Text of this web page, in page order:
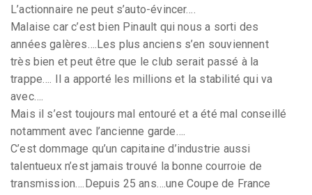
L’actionnaire ne peut s’auto-évincer….
Malaise car c’est bien Pinault qui nous a sorti des
années galères….Les plus anciens s’en souviennent
très bien et peut être que le club serait passé à la
trappe…. Il a apporté les millions et la stabilité qui va
avec….
Mais il s’est toujours mal entouré et a été mal conseillé
notamment avec l’ancienne garde….
C’est dommage qu’un capitaine d’industrie aussi
talentueux n’est jamais trouvé la bonne courroie de
transmission….Depuis 25 ans….une Coupe de France